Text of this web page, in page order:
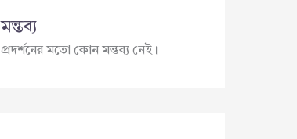
মন্তব্য
প্রদর্শনের মতো কোন মন্তব্য নেই।